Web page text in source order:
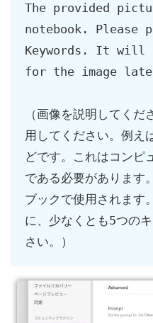
The provided
notebook. Please
Keywords. It will
for the image
（画像を説明してく
用してください。例え
どです。これはコンピ
である必要があります
ブックで使用されます
に、少なくとも5つの
さい。）